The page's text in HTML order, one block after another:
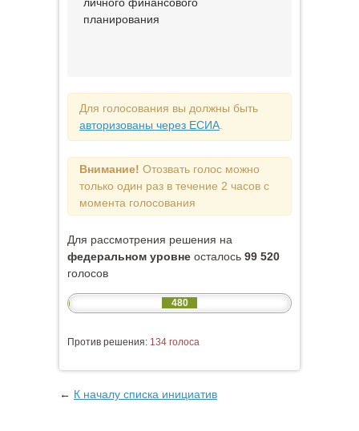
планирования
Для голосования вы должны быть
авторизованы через ЕСИА
Внимание! Отозвать голос можно
только один раз в течение 2 часов с
момента голосования
Для рассмотрения решения на
федеральном уровне осталось 99 520
голосов
480
Против решения: 134 голоса
← К началу списка инициатив